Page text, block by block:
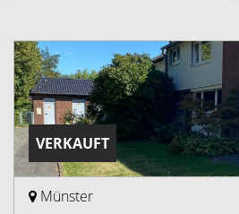
VERKAUFT
Münster